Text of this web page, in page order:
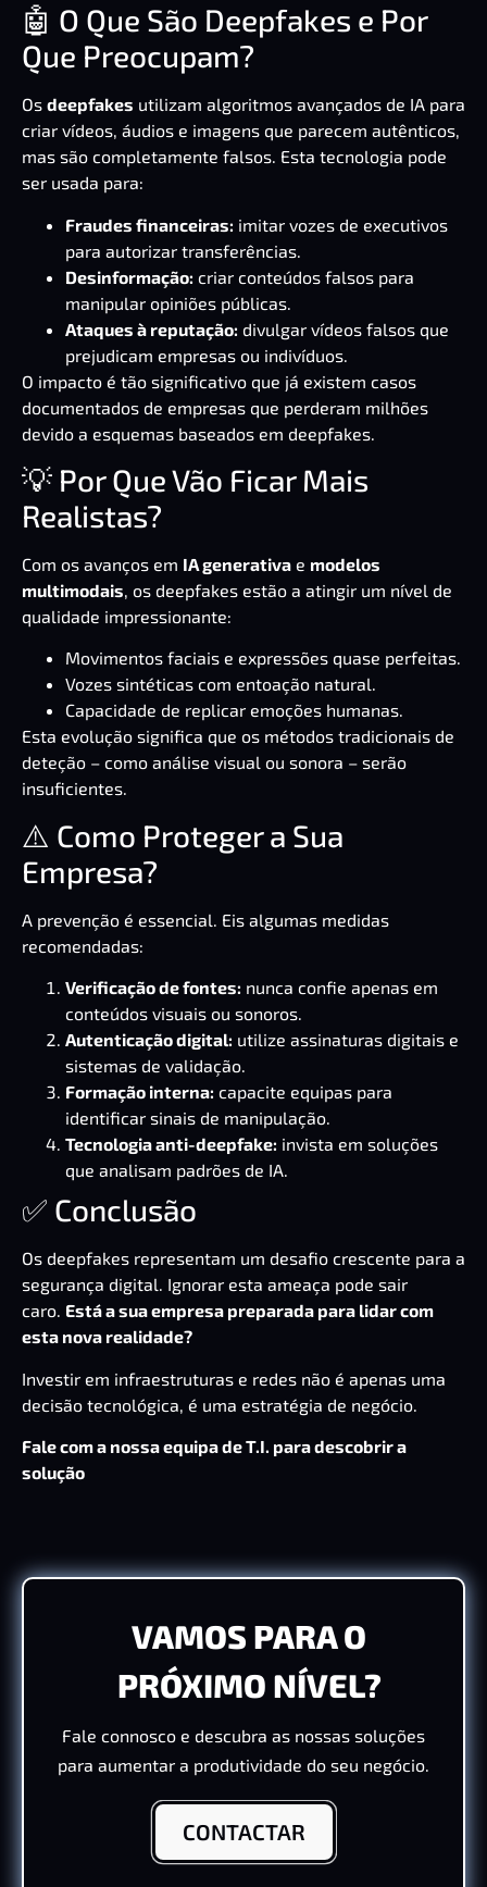
🤖 O Que São Deepfakes e Por
Que Preocupam?
Os deepfakes utilizam algoritmos avançados de IA para
criar vídeos, áudios e imagens que parecem autênticos,
mas são completamente falsos. Esta tecnologia pode
ser usada para:
Fraudes financeiras: imitar vozes de executivos
para autorizar transferências.
Desinformação: criar conteúdos falsos para
manipular opiniões públicas.
Ataques à reputação: divulgar vídeos falsos que
prejudicam empresas ou indivíduos.
O impacto é tão significativo que já existem casos
documentados de empresas que perderam milhões
devido a esquemas baseados em deepfakes.
💡 Por Que Vão Ficar Mais
Realistas?
Com os avanços em IA generativa e modelos
multimodais, os deepfakes estão a atingir um nível de
qualidade impressionante:
Movimentos faciais e expressões quase perfeitas.
Vozes sintéticas com entoação natural.
Capacidade de replicar emoções humanas.
Esta evolução significa que os métodos tradicionais de
deteção – como análise visual ou sonora – serão
insuficientes.
⚠️ Como Proteger a Sua
Empresa?
A prevenção é essencial. Eis algumas medidas
recomendadas:
Verificação de fontes: nunca confie apenas em
conteúdos visuais ou sonoros.
Autenticação digital: utilize assinaturas digitais e
sistemas de validação.
Formação interna: capacite equipas para
identificar sinais de manipulação.
Tecnologia anti-deepfake: invista em soluções
que analisam padrões de IA.
✅ Conclusão
Os deepfakes representam um desafio crescente para a
segurança digital. Ignorar esta ameaça pode sair
caro. Está a sua empresa preparada para lidar com
esta nova realidade?
Investir em infraestruturas e redes não é apenas uma
decisão tecnológica, é uma estratégia de negócio.
Fale com a nossa equipa de T.I. para descobrir a
solução
VAMOS PARA O
PRÓXIMO NÍVEL?
Fale connosco e descubra as nossas soluções
para aumentar a produtividade do seu negócio.
CONTACTAR